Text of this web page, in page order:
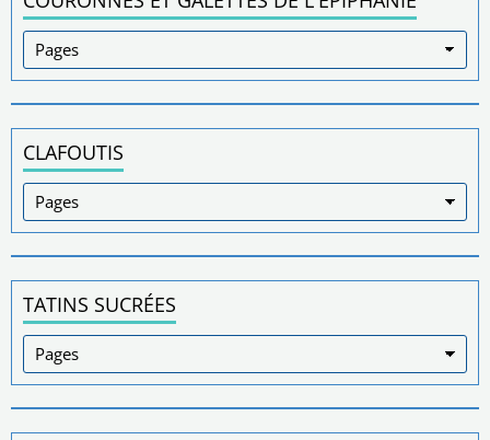
CLAFOUTIS
TATINS SUCRÉES